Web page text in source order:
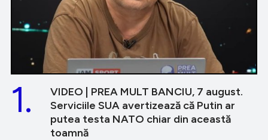
VIDEO | PREA MULT BANCIU, 7 august.
Serviciile SUA avertizează că Putin ar
putea testa NATO chiar din această
toamnă
1.